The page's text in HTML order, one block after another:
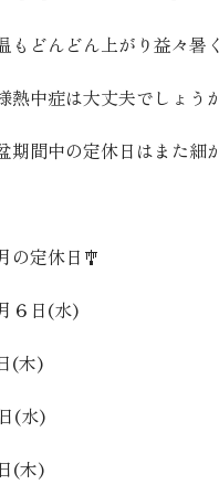
もどんどん上がり益々
熱中症は大丈夫でしょう
期間中の定休日はまた細
の定休日🎐
６日(水)
(木)
(水)
(木)